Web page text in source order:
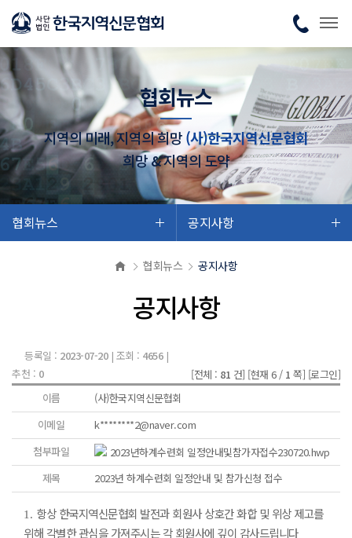
협회뉴스
지역의 미래, 지역의 희망(사)한국지역신문협회
희망 & 지역의 도약
협회뉴스 공지사항
협회뉴스 공지사항
공지사항
등록일 : 2023-07-20| 조회 : 4656|
추천 : 0 [전체 : 81 건] [현재 6 / 1 쪽] [로그인]
이름
(사)한국지역신문협회
이메일
k********2@naver.com
첨부파일
2023년하계수련회 일정안내및참가자접수230720.hwp
제목
2023년 하계수련회 일정안내 및 참가신청 접수
1. 항상 한국지역신문협회 발전과 회원사 상호간 화합 및 위상 제고를
위해 각별한 관심을 가져주시는 각 회원사에 깊이 감사드립니다